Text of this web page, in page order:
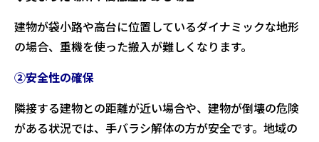
建物が袋小路や高台に位置しているダイナミックな地形
の場合、重機を使った搬入が難しくなります。
②安全性の確保
隣接する建物との距離が近い場合や、建物が倒壊の危険
がある状況では、手バラシ解体の方が安全です。地域の